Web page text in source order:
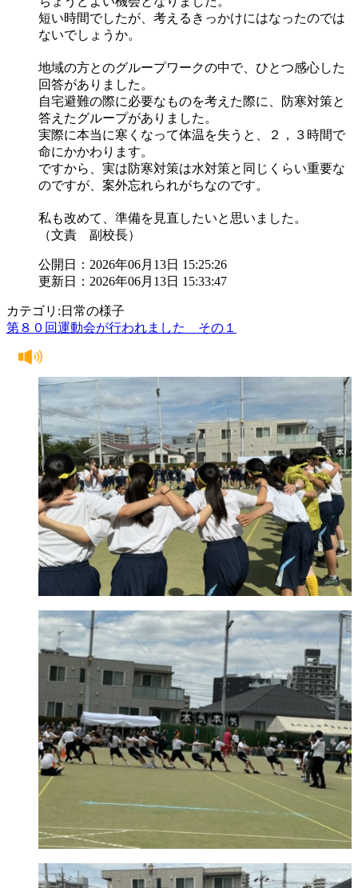
短い時間でしたが、考えるきっかけにはなったのでは
ないでしょうか。
地域の方とのグループワークの中で、ひとつ感心した
回答がありました。
自宅避難の際に必要なものを考えた際に、防寒対策と
答えたグループがありました。
実際に本当に寒くなって体温を失うと、２，３時間で
命にかかわります。
ですから、実は防寒対策は水対策と同じくらい重要な
のですが、案外忘れられがちなのです。
私も改めて、準備を見直したいと思いました。
（文責 副校長）
公開日：2026年06月13日 15:25:26
更新日：2026年06月13日 15:33:47
カテゴリ:日常の様子
第８０回運動会が行われました その１